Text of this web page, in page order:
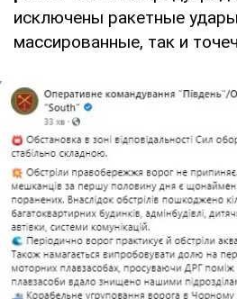
исключены ракетные
массированные, так и